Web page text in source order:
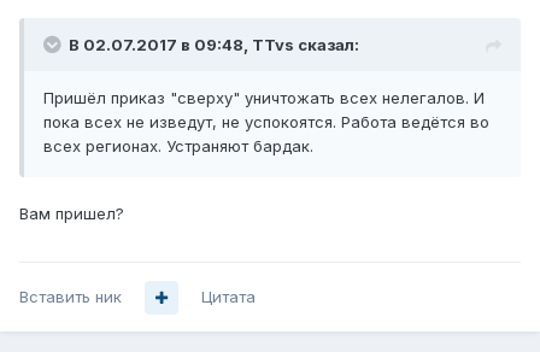
В 02.07.2017 в 09:48, TTvs сказал:
Пришёл приказ "сверху" уничтожать всех нелегалов. И
пока всех не изведут, не успокоятся. Работа ведётся во
всех регионах. Устраняют бардак.
Вам пришел?
Вставить ник Цитата